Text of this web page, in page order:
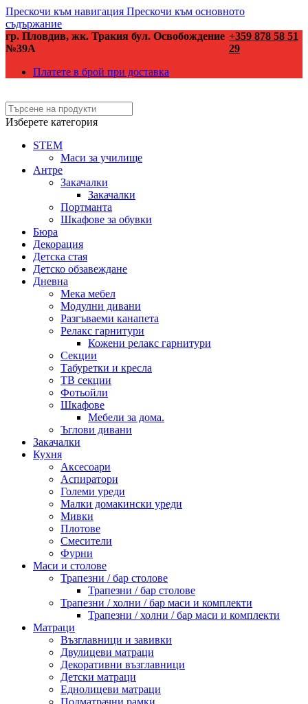
Прескочи към навигация Прескочи към основното
съдържание
гр. Пловдив, жк. Тракия бул. Освобождение
№39А
+359 878 58 51
29
Платете в брой при доставка
Изберете категория
STEM
Маси за училище
Антре
Закачалки
Закачалки
Портманта
Шкафове за обувки
Бюра
Декорация
Детска стая
Детско обзавеждане
Дневна
Мека мебел
Модулни дивани
Разгъваеми канапета
Релакс гарнитури
Кожени релакс гарнитури
Секции
Табуретки и кресла
ТВ секции
Фотьойли
Шкафове
Мебели за дома.
Ъглови дивани
Закачалки
Кухня
Аксесоари
Аспиратори
Големи уреди
Малки домакински уреди
Мивки
Плотове
Смесители
Фурни
Маси и столове
Трапезни / бар столове
Трапезни / бар столове
Трапезни / холни / бар маси и комплекти
Трапезни / холни / бар маси и комплекти
Матраци
Възглавници и завивки
Двулицеви матраци
Декоративни възглавници
Детски матраци
Еднолицеви матраци
Подматрачни рамки